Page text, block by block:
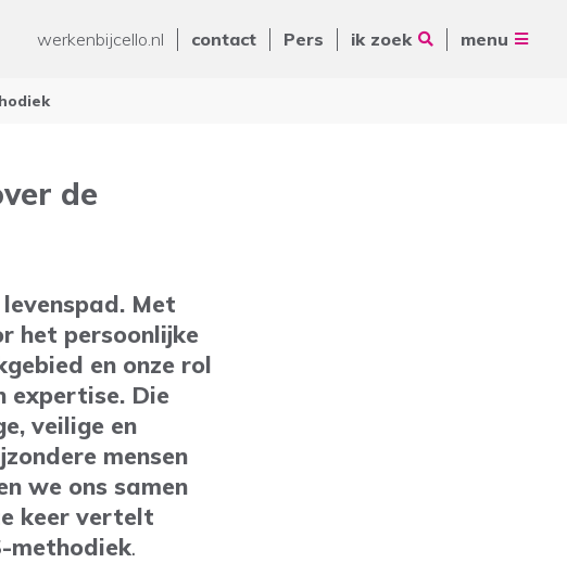
werkenbijcello.nl contact Pers ik zoek menu
ANBI
De Ring 14
5261 LM Vught
Postbus 231
de
Met
het persoonlijke
en onze rol
expertise. Die
veilige en
mensen
we ons samen
keer vertelt
methodiek.